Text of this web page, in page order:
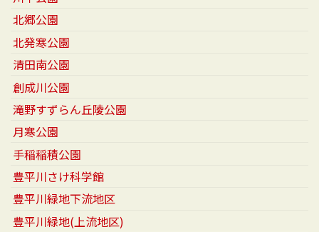
北郷公園
北発寒公園
清田南公園
創成川公園
滝野すずらん丘陵公園
月寒公園
手稲稲積公園
豊平川さけ科学館
豊平川緑地下流地区
豊平川緑地(上流地区)